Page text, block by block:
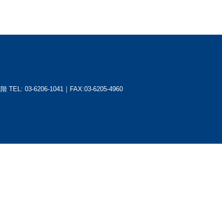
TEL: 03-6206-1041｜FAX:03-6205-4960